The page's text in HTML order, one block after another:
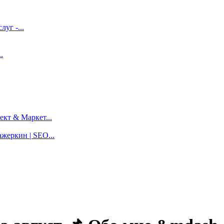
-...
& Маркет...
| SEO...